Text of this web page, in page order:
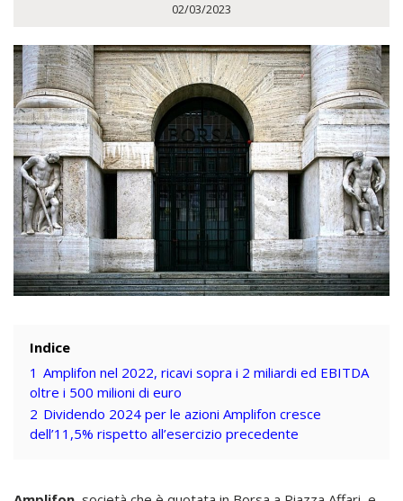
02/03/2023
Indice
1 Amplifon nel 2022, ricavi sopra i 2 miliardi ed EBITDA
oltre i 500 milioni di euro
2 Dividendo 2024 per le azioni Amplifon cresce
dell’11,5% rispetto all’esercizio precedente